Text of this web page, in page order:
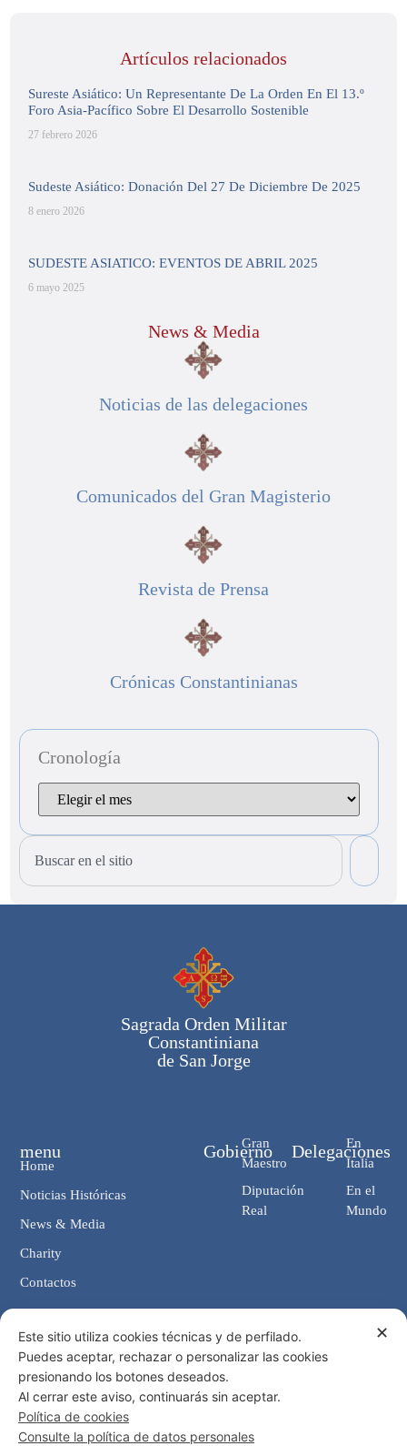
Artículos relacionados
Sureste Asiático: Un Representante De La Orden En El 13.º
Foro Asia-Pacífico Sobre El Desarrollo Sostenible
27 febrero 2026
Sudeste Asiático: Donación Del 27 De Diciembre De 2025
8 enero 2026
SUDESTE ASIATICO: EVENTOS DE ABRIL 2025
6 mayo 2025
News & Media
Noticias de las delegaciones
Comunicados del Gran Magisterio
Revista de Prensa
Crónicas Constantinianas
Cronología
Sagrada Orden Militar
Constantiniana
de San Jorge
Gobierno
Gran
Maestro
Diputación
Real
Delegaciones
En
Italia
En el
Mundo
menu
Home
Noticias Históricas
News & Media
Charity
Contactos
Contactos
Cancillería: Via Giosuè Carducci, 4 00187 Roma (IT)
eMail: cancelleria@ordine-costantiniano.it
Tel. +39 06 47.41.190 +39 06 48.19.401
Social
✕
Este sitio utiliza cookies técnicas y de perfilado.
Puedes aceptar, rechazar o personalizar las cookies
presionando los botones deseados.
Al cerrar este aviso, continuarás sin aceptar.
Política de cookies
Consulte la política de datos personales